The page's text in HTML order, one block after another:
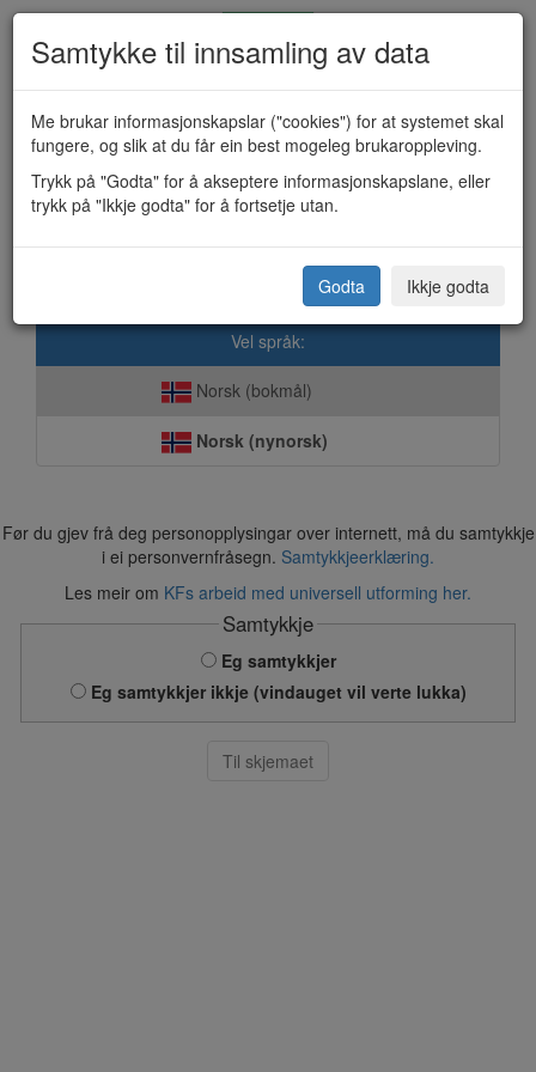
Oppmoding om innsyn (KF-390)
Fyresdal kommune
Vel språk:
Norsk (bokmål)
Norsk (nynorsk)
Før du gjev frå deg personopplysingar over internett, må du samtykkje
i ei personvernfråsegn. Samtykkjeerklæring.
Les meir om KFs arbeid med universell utforming her.
Samtykkje
Eg samtykkjer
Eg samtykkjer ikkje (vindauget vil verte lukka)
Til skjemaet
Samtykke til innsamling av data
Me brukar informasjonskapslar ("cookies") for at systemet skal
fungere, og slik at du får ein best mogeleg brukaroppleving.
Trykk på "Godta" for å akseptere informasjonskapslane, eller
trykk på "Ikkje godta" for å fortsetje utan.
Godta Ikkje godta